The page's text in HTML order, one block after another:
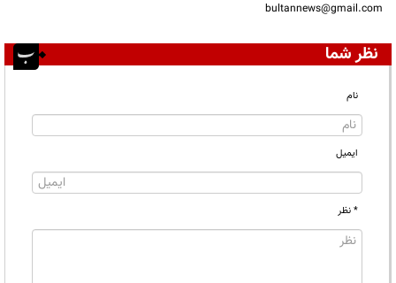
bultannews@gmail.com
نظر شما
نام
ایمیل
* نظر